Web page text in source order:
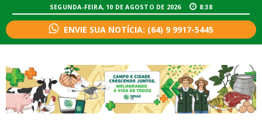
SEGUNDA-FEIRA, 10 DE AGOSTO DE 2026 8:38
ENVIE SUA NOTÍCIA: (64) 9 9917-5445